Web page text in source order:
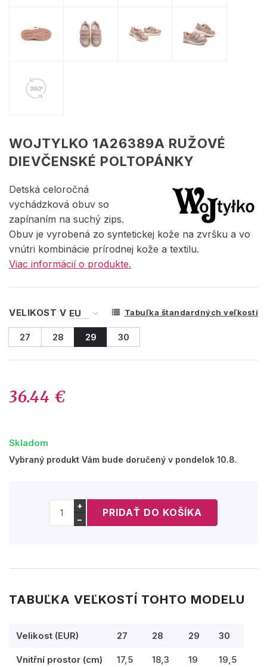
WOJTYLKO 1A26389A RUŽOVÉ
DIEVČENSKÉ POLTOPÁNKY
Detská celoročná
vychádzková obuv so
zapínaním na suchý zips.
Obuv je vyrobená zo syntetickej kože na zvršku a vo
vnútri kombinácie prírodnej kože a textilu.
Viac informácií o produkte.
VELIKOST V Tabuľka štandardných veľkostí
27 28 29 30
36.44 €
Skladom
Vybraný produkt Vám bude doručený v pondelok 10.8.
+
−
TABUĽKA VEĽKOSTÍ TOHTO MODELU
Velikost (EUR) 27 28 29 30
Vnitřní prostor (cm) 17,5 18,3 19 19,5